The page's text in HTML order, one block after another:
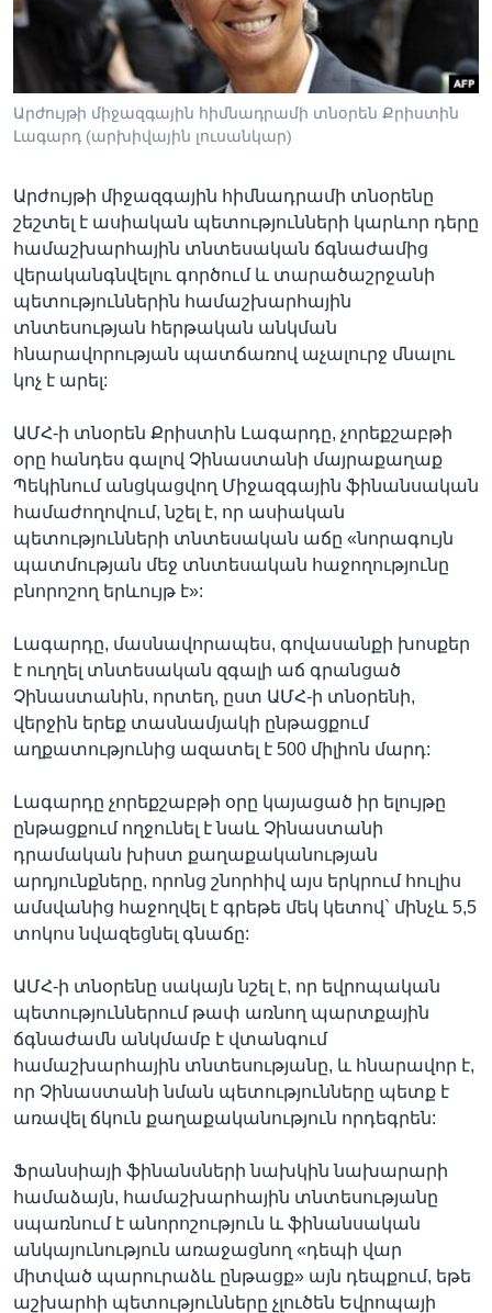
Լեզուներ
Արժույթի միջազգային հիմնադրամի տնօրեն Քրիստին
Լագարդ (արխիվային լուսանկար)
Արժույթի միջազգային հիմնադրամի տնօրենը
շեշտել է ասիական պետությունների կարևոր դերը
համաշխարհային տնտեսական ճգնաժամից
վերականգնվելու գործում և տարածաշրջանի
պետություններին համաշխարհային
տնտեսության հերթական անկման
հնարավորության պատճառով աչալուրջ մնալու
կոչ է արել:
ԱՄՀ-ի տնօրեն Քրիստին Լագարդը, չորեքշաբթի
օրը հանդես գալով Չինաստանի մայրաքաղաք
Պեկինում անցկացվող Միջազգային ֆինանսական
համաժողովում, նշել է, որ ասիական
պետությունների տնտեսական աճը «նորագույն
պատմության մեջ տնտեսական հաջողությունը
բնորոշող երևույթ է»:
Լագարդը, մասնավորապես, գովասանքի խոսքեր
է ուղղել տնտեսական զգալի աճ գրանցած
Չինաստանին, որտեղ, ըստ ԱՄՀ-ի տնօրենի,
վերջին երեք տասնամյակի ընթացքում
աղքատությունից ազատել է 500 միլիոն մարդ:
Լագարդը չորեքշաբթի օրը կայացած իր ելույթը
ընթացքում ողջունել է նաև Չինաստանի
դրամական խիստ քաղաքականության
արդյունքները, որոնց շնորհիվ այս երկրում հուլիս
ամսվանից հաջողվել է գրեթե մեկ կետով` մինչև 5,5
տոկոս նվազեցնել գնաճը:
ԱՄՀ-ի տնօրենը սակայն նշել է, որ եվրոպական
պետություններում թափ առնող պարտքային
ճգնաժամն անկմամբ է վտանգում
համաշխարհային տնտեսությանը, և հնարավոր է,
որ Չինաստանի նման պետությունները պետք է
առավել ճկուն քաղաքականություն որդեգրեն:
Ֆրանսիայի ֆինանսների նախկին նախարարի
համաձայն, համաշխարհային տնտեսությանը
սպառնում է անորոշություն և ֆինանսական
անկայունություն առաջացնող «դեպի վար
միտված պարուրաձև ընթացք» այն դեպքում, եթե
աշխարհի պետությունները չլուծեն Եվրոպայի